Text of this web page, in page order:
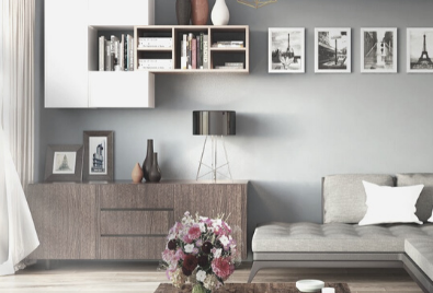
WNĘTRZ...
BRAMY
Z NICH
NA NUMERY DOMÓW
POMYSŁY